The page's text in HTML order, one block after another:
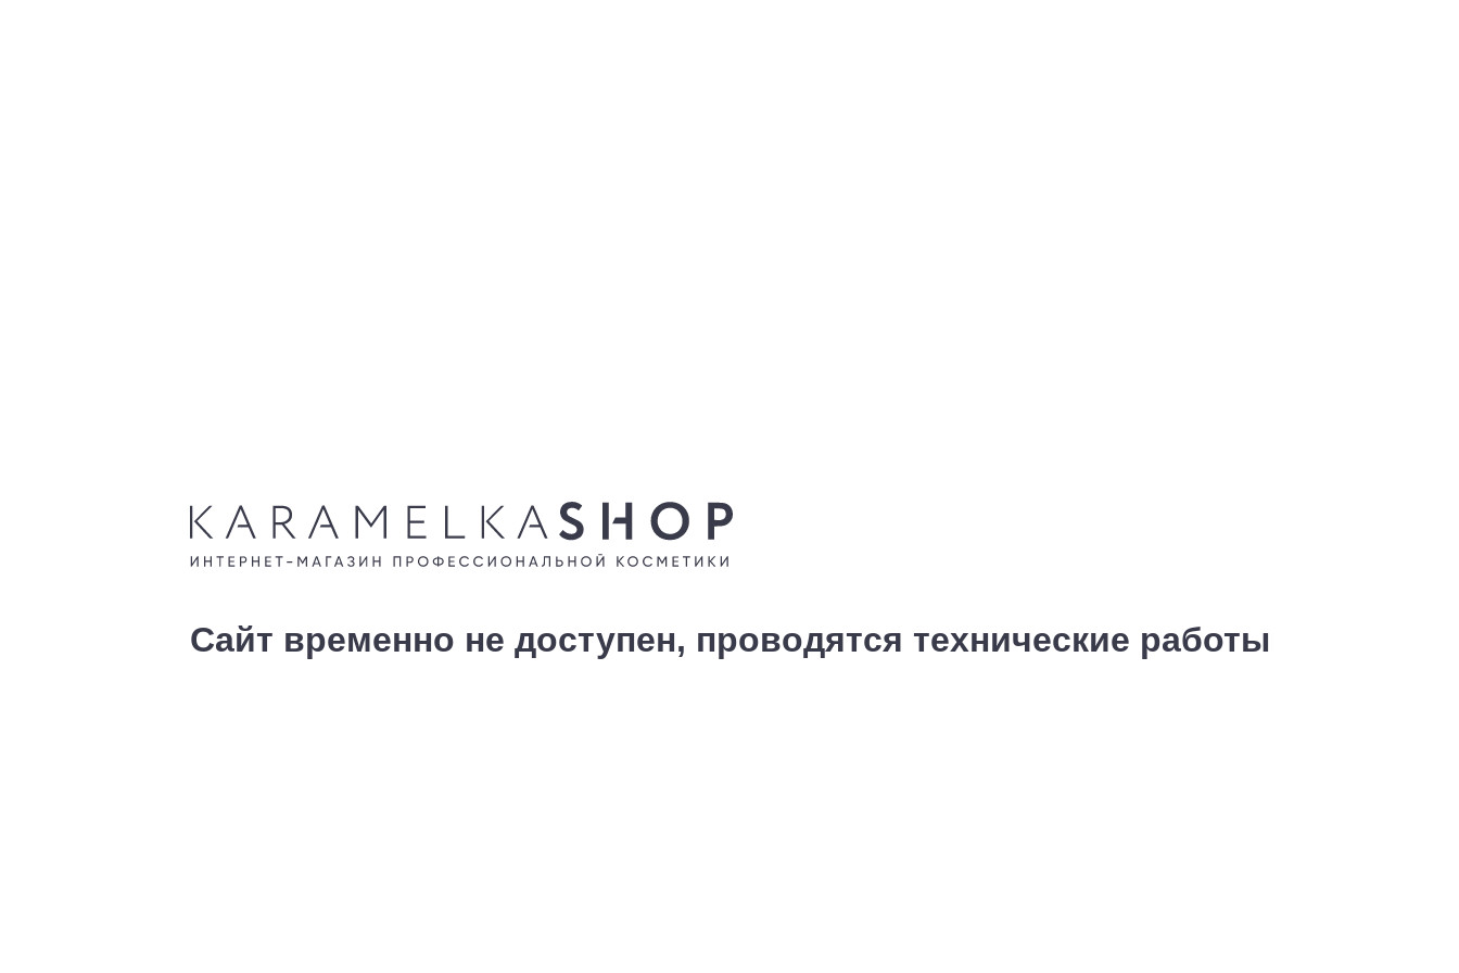
Сайт временно не доступен, проводятся технические работы